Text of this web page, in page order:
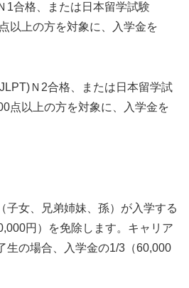
1合格、または日本留学試験
以上の方を対象に、入学金を
Ｎ2合格、または日本留学試
点以上の方を対象に、入学金を
子女、兄弟姉妹、孫）が入学する
円）を免除します。キャリア
生の場合、入学金の1/3（60,000